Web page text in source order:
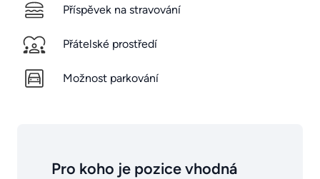
Příspěvek na stravování
Přátelské prostředí
Možnost parkování
Pro koho je pozice vhodná